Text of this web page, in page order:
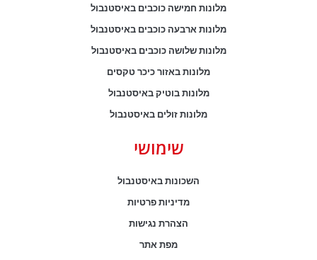
מלונות חמישה כוכבים באיסטנבול
מלונות ארבעה כוכבים באיסטנבול
מלונות שלושה כוכבים באיסטנבול
מלונות באזור כיכר טקסים
מלונות בוטיק באיסטנבול
מלונות זולים באיסטנבול
שימושי
השכונות באיסטנבול
מדיניות פרטיות
הצהרת נגישות
מפת אתר